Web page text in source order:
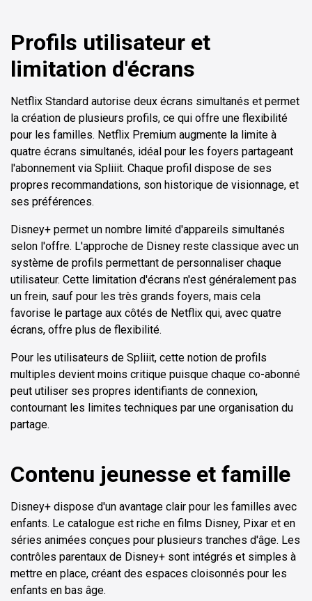
Profils utilisateur et
limitation d'écrans
Netflix Standard autorise deux écrans simultanés et permet
la création de plusieurs profils, ce qui offre une flexibilité
pour les familles. Netflix Premium augmente la limite à
quatre écrans simultanés, idéal pour les foyers partageant
l'abonnement via Spliiit. Chaque profil dispose de ses
propres recommandations, son historique de visionnage, et
ses préférences.
Disney+ permet un nombre limité d'appareils simultanés
selon l'offre. L'approche de Disney reste classique avec un
système de profils permettant de personnaliser chaque
utilisateur. Cette limitation d'écrans n'est généralement pas
un frein, sauf pour les très grands foyers, mais cela
favorise le partage aux côtés de Netflix qui, avec quatre
écrans, offre plus de flexibilité.
Pour les utilisateurs de Spliiit, cette notion de profils
multiples devient moins critique puisque chaque co-abonné
peut utiliser ses propres identifiants de connexion,
contournant les limites techniques par une organisation du
partage.
Contenu jeunesse et famille
Disney+ dispose d'un avantage clair pour les familles avec
enfants. Le catalogue est riche en films Disney, Pixar et en
séries animées conçues pour plusieurs tranches d'âge. Les
contrôles parentaux de Disney+ sont intégrés et simples à
mettre en place, créant des espaces cloisonnés pour les
enfants en bas âge.